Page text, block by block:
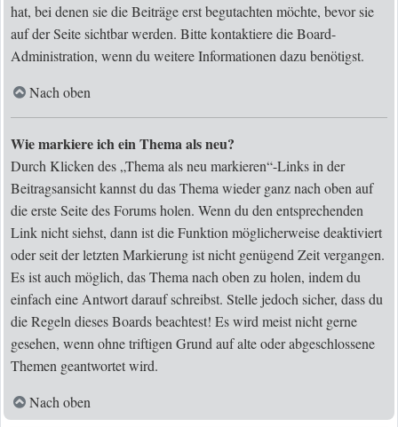
hat, bei denen sie die Beiträge erst begutachten möchte, bevor sie
auf der Seite sichtbar werden. Bitte kontaktiere die Board-
Administration, wenn du weitere Informationen dazu benötigst.
Nach oben
Wie markiere ich ein Thema als neu?
Durch Klicken des „Thema als neu markieren“-Links in der
Beitragsansicht kannst du das Thema wieder ganz nach oben auf
die erste Seite des Forums holen. Wenn du den entsprechenden
Link nicht siehst, dann ist die Funktion möglicherweise deaktiviert
oder seit der letzten Markierung ist nicht genügend Zeit vergangen.
Es ist auch möglich, das Thema nach oben zu holen, indem du
einfach eine Antwort darauf schreibst. Stelle jedoch sicher, dass du
die Regeln dieses Boards beachtest! Es wird meist nicht gerne
gesehen, wenn ohne triftigen Grund auf alte oder abgeschlossene
Themen geantwortet wird.
Nach oben